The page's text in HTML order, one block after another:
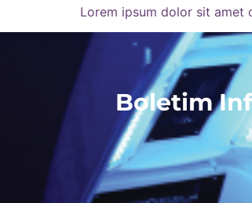
Lorem ipsum dolor sit amet
Boletim